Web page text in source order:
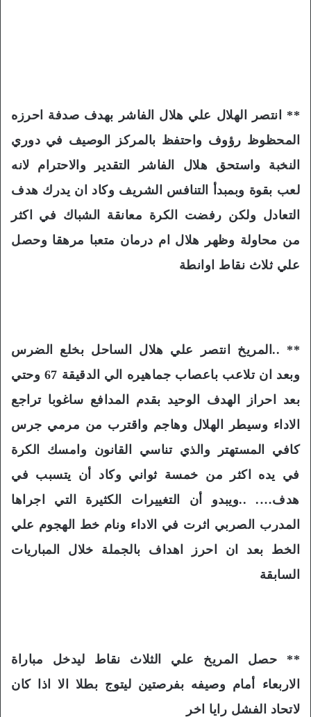
** انتصر الهلال علي هلال الفاشر بهدف صدفة احرزه
المحظوظ رؤوف واحتفظ بالمركز الوصيف في دوري
النخبة واستحق هلال الفاشر التقدير والاحترام لانه
لعب بقوة وبمبدأ التنافس الشريف وكاد ان يدرك هدف
التعادل ولكن رفضت الكرة معانقة الشباك في اكثر
من محاولة وظهر هلال ام درمان متعبا مرهقا وحصل
علي ثلاث نقاط اوانطة
** ..المريخ انتصر علي هلال الساحل بخلع الضرس
وبعد ان تلاعب باعصاب جماهيره الي الدقيقة 67 وحتي
بعد احراز الهدف الوحيد بقدم المدافع ساغوبا تراجع
الاداء وسيطر الهلال وهاجم واقترب من مرمي جرس
كافي المستهتر والذي تناسي القانون وامسك الكرة
في يده اكثر من خمسة ثواني وكاد أن يتسبب في
هدف…. ..ويبدو أن التغييرات الكثيرة التي اجراها
المدرب الصربي اثرت في الاداء ونام خط الهجوم علي
الخط بعد ان احرز اهداف بالجملة خلال المباريات
السابقة
** حصل المريخ علي الثلاث نقاط ليدخل مباراة
الاربعاء أمام وصيفه بفرصتين ليتوج بطلا الا اذا كان
لاتحاد الفشل رايا اخر